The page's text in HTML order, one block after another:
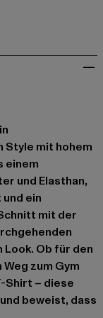
Style mit hohem
einem
und Elasthan,
ein
mit der
Ob für den
zum Gym
Shirt – diese
beweist, dass